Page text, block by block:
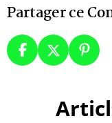
Partager ce